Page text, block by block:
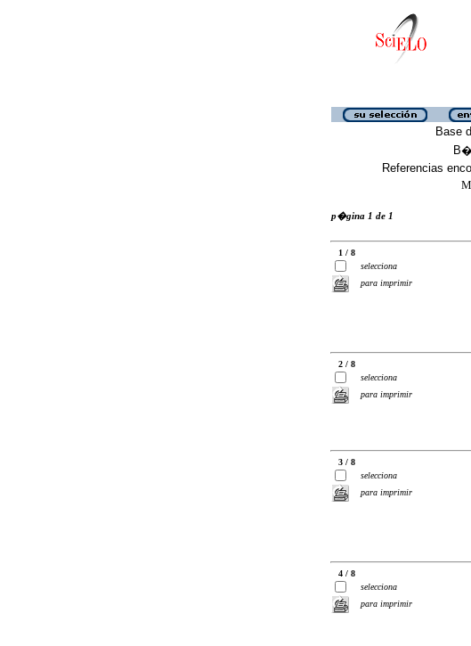
Base
Referencias
p�gina 1 de 1
1 / 8
selecciona
para imprimir
2 / 8
selecciona
para imprimir
3 / 8
selecciona
para imprimir
4 / 8
selecciona
para imprimir